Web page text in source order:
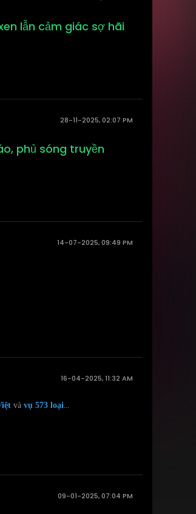
lẫn cảm giác sợ hãi
28-11-2025, 02:07 PM
phủ sóng truyền
14-07-2025, 09:49 PM
16-04-2025, 11:32 AM
và vụ 573 loại...
09-01-2025, 07:04 PM